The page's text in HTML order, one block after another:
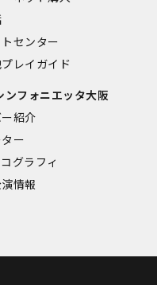
センター
レイガイド
ンフォニエッタ大阪
紹介
ー
グラフィ
情報